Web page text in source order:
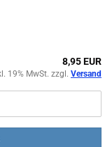
8,95 EUR
19% MwSt. zzgl. Versand